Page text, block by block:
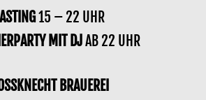
15 – 22 UHR
MIT DJAB 22 UHR
BRAUEREI